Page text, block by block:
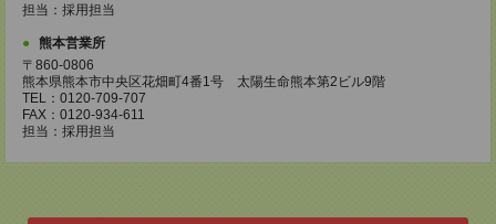
担当：採用担当
熊本営業所
〒860-0806
熊本県熊本市中央区花畑町4番1号 太陽生命熊本第2ビル9階
TEL：0120-709-707
FAX：0120-934-611
担当：採用担当